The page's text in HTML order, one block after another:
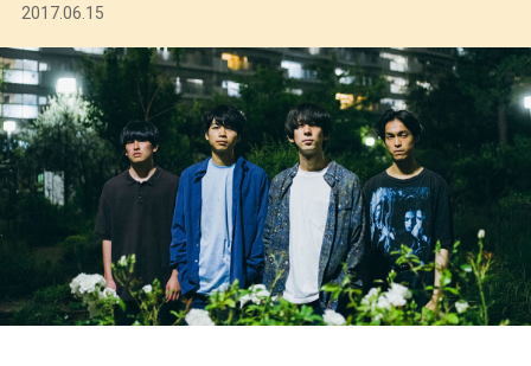
2017.06.15